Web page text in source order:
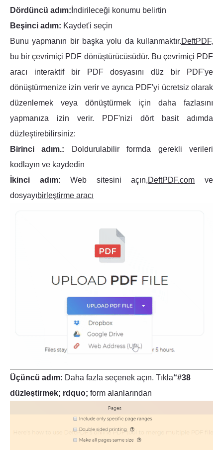
Dördüncü adım: İndirileceği konumu belirtin
Beşinci adım: Kaydet'i seçin
Bunu yapmanın bir başka yolu da kullanmaktır.DeftPDF,
bu bir çevrimiçi PDF dönüştürücüsüdür. Bu çevrimiçi PDF
aracı interaktif bir PDF dosyasını düz bir PDF'ye
dönüştürmenize izin verir ve ayrıca PDF'yi ücretsiz olarak
düzenlemek veya dönüştürmek için daha fazlasını
yapmanıza izin verir. PDF'nizi dört basit adımda
düzleştirebilirsiniz:
Birinci adım.:
Doldurulabilir formda gerekli verileri
kodlayın ve kaydedin
İkinci adım: Web sitesini açın,DeftPDF.com ve
dosyayıbirleştirme aracı
Üçüncü adım: Daha fazla seçenek açın. Tıkla“#38
düzleştirmek; rdquo; form alanlarından